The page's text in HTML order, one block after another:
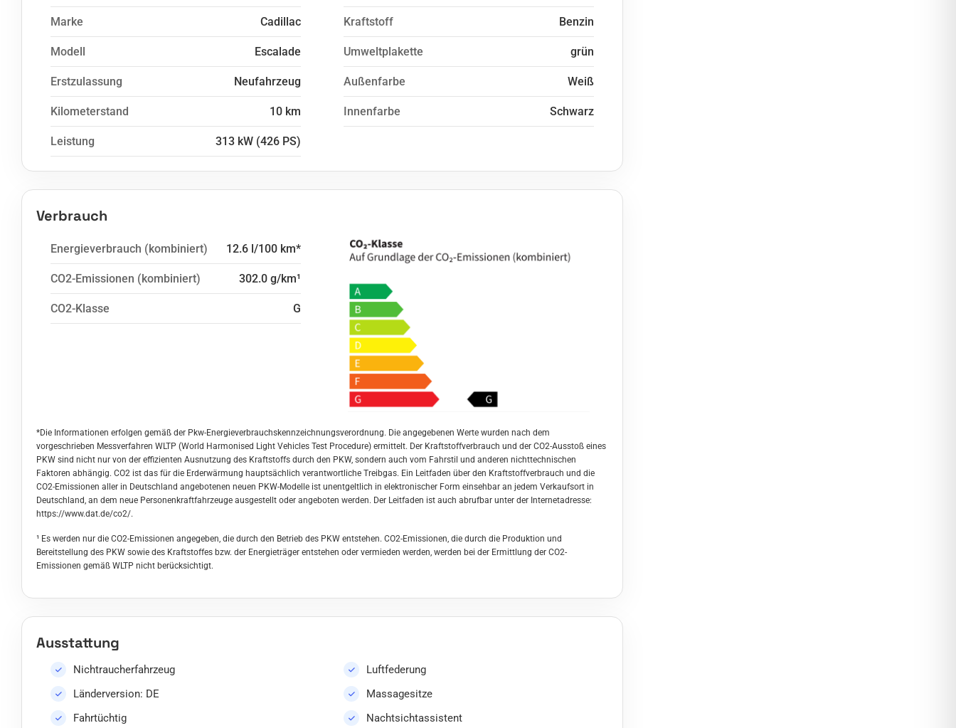
Marke Cadillac
Modell Escalade
Erstzulassung Neufahrzeug
Kilometerstand 10 km
Leistung 313 kW (426 PS)
Kraftstoff Benzin
Umweltplakette grün
Außenfarbe Weiß
Innenfarbe Schwarz
Verbrauch
Energieverbrauch (kombiniert) 12.6 l/100 km*
CO2-Emissionen (kombiniert) 302.0 g/km¹
CO2-Klasse G
*Die Informationen erfolgen gemäß der Pkw-Energieverbrauchskennzeichnungsverordnung. Die angegebenen Werte wurden nach dem
vorgeschrieben Messverfahren WLTP (World Harmonised Light Vehicles Test Procedure) ermittelt. Der Kraftstoffverbrauch und der CO2-Ausstoß eines
PKW sind nicht nur von der effizienten Ausnutzung des Kraftstoffs durch den PKW, sondern auch vom Fahrstil und anderen nichttechnischen
Faktoren abhängig. CO2 ist das für die Erderwärmung hauptsächlich verantwortliche Treibgas. Ein Leitfaden über den Kraftstoffverbrauch und die
CO2-Emissionen aller in Deutschland angebotenen neuen PKW-Modelle ist unentgeltlich in elektronischer Form einsehbar an jedem Verkaufsort in
Deutschland, an dem neue Personenkraftfahrzeuge ausgestellt oder angeboten werden. Der Leitfaden ist auch abrufbar unter der Internetadresse:
https://www.dat.de/co2/.
¹ Es werden nur die CO2-Emissionen angegeben, die durch den Betrieb des PKW entstehen. CO2-Emissionen, die durch die Produktion und
Bereitstellung des PKW sowie des Kraftstoffes bzw. der Energieträger entstehen oder vermieden werden, werden bei der Ermittlung der CO2-
Emissionen gemäß WLTP nicht berücksichtigt.
Ausstattung
Nichtraucherfahrzeug
Länderversion: DE
Fahrtüchtig
Luftfederung
Massagesitze
Nachtsichtassistent